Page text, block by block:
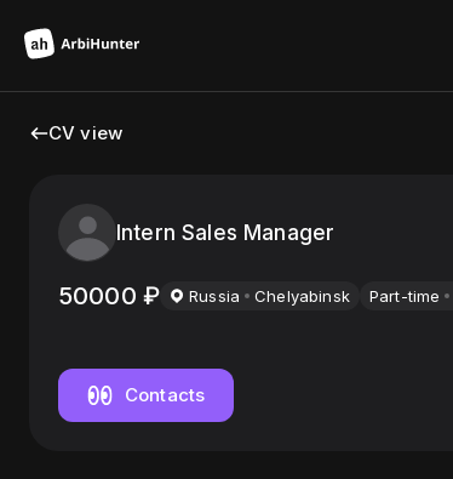
CV view
Intern Sales Manager
50000 ₽ Russia Chelyabinsk Part-time
Contacts